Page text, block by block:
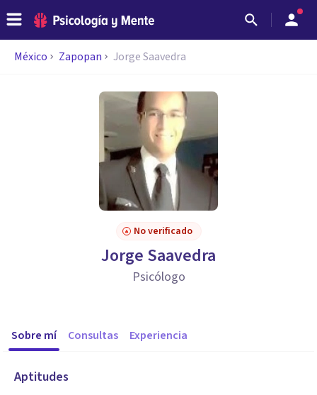
México Zapopan Jorge Saavedra
No verificado
Jorge Saavedra
Psicólogo
Sobre mí Consultas Experiencia
Aptitudes